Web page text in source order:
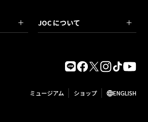
JOC について
ミュージアム ショップ ENGLISH